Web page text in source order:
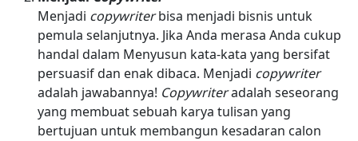
Menjadi copywriterbisa menjadi bisnis untuk
pemula selanjutnya. Jika Anda merasa Anda cukup
handal dalam Menyusun kata-kata yang bersifat
persuasif dan enak dibaca. Menjadi copywriter
adalah jawabannya! Copywriteradalah seseorang
yang membuat sebuah karya tulisan yang
bertujuan untuk membangun kesadaran calon